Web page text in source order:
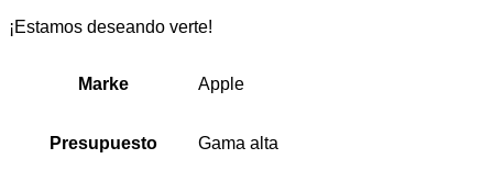
¡Estamos deseando verte!
Marke Apple
Presupuesto Gama alta